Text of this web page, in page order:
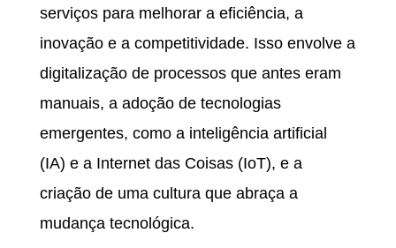
serviços para melhorar a eficiência, a
inovação e a competitividade. Isso envolve a
digitalização de processos que antes eram
manuais, a adoção de tecnologias
emergentes, como a inteligência artificial
(IA) e a Internet das Coisas (IoT), e a
criação de uma cultura que abraça a
mudança tecnológica.